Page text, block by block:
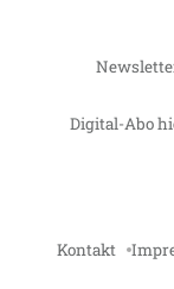
Digital-Abo
Kontakt